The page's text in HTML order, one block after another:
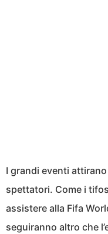
I grandi eventi
spettatori. Come i
assistere alla Fifa
seguiranno altro che